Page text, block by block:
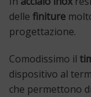
delle finiture
progettazione.
Comodissimo il
dispositivo al
che permettono